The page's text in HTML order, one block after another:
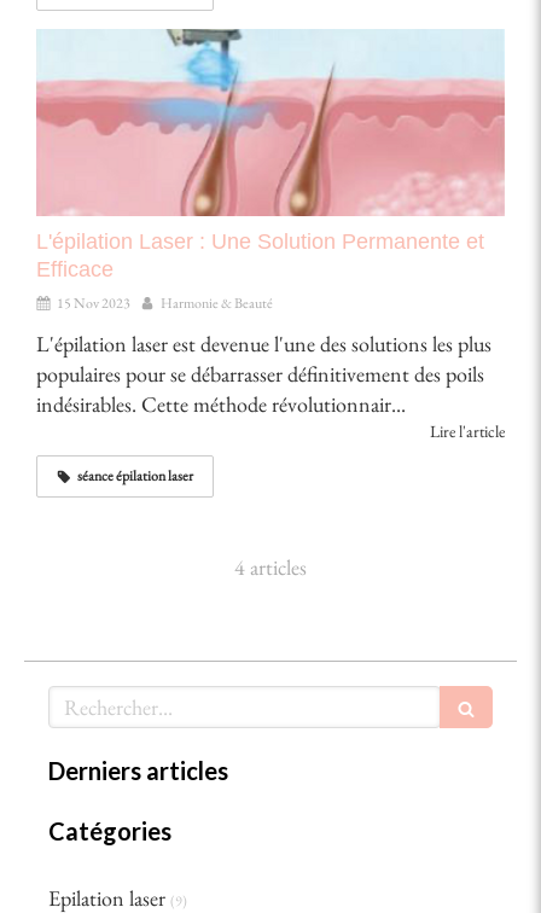
L'épilation Laser : Une Solution Permanente et
Efficace
15 Nov 2023 Harmonie & Beauté
L'épilation laser est devenue l'une des solutions les plus
populaires pour se débarrasser définitivement des poils
indésirables. Cette méthode révolutionnair...
Lire l'article
séance épilation laser
4 articles
Rechercher
Derniers articles
Catégories
Epilation laser (9)